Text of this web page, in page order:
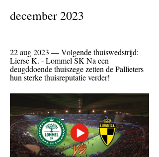
december 2023
22 aug 2023 — Volgende thuiswedstrijd:
Lierse K. - Lommel SK Na een
deugddoende thuiszege zetten de Pallieters
hun sterke thuisreputatie verder!